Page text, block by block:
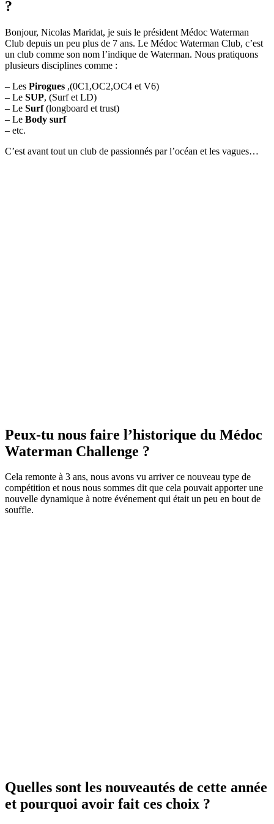
?
Bonjour, Nicolas Maridat, je suis le président Médoc Waterman
Club depuis un peu plus de 7 ans. Le Médoc Waterman Club, c’est
un club comme son nom l’indique de Waterman. Nous pratiquons
plusieurs disciplines comme :
– Les Pirogues ,(0C1,OC2,OC4 et V6)
– Le SUP, (Surf et LD)
– Le Surf(longboard et trust)
– Le Body surf
– etc.
C’est avant tout un club de passionnés par l’océan et les vagues…
Peux-tu nous faire l’historique du Médoc
Waterman Challenge ?
Cela remonte à 3 ans, nous avons vu arriver ce nouveau type de
compétition et nous nous sommes dit que cela pouvait apporter une
nouvelle dynamique à notre événement qui était un peu en bout de
souffle.
Quelles sont les nouveautés de cette année
et pourquoi avoir fait ces choix ?